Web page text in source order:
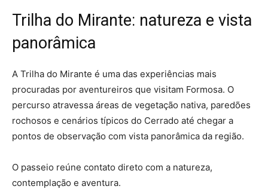
Trilha do Mirante: natureza e vista
panorâmica
A Trilha do Mirante é uma das experiências mais
procuradas por aventureiros que visitam Formosa. O
percurso atravessa áreas de vegetação nativa, paredões
rochosos e cenários típicos do Cerrado até chegar a
pontos de observação com vista panorâmica da região.
O passeio reúne contato direto com a natureza,
contemplação e aventura.